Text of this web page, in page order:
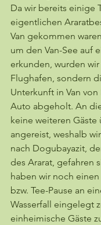
Da wir bereits einige
eigentlichen
Van gekommen
um den Van-See auf
erkunden, wurden
Flughafen, sondern
Unterkunft in Van
Auto abgeholt. An
keine weiteren Gäste
angereist, weshalb
nach Dogubayazit,
des Ararat, gefahren
haben wir noch
bzw. Tee-Pause an
Wasserfall eingelegt
einheimische Gäste